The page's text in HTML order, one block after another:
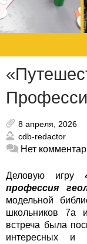
8 апреля, 2026
cdb-redactor
Нет
Деловую игру
профессия
модельной
школьников 7а
встреча была
интересных и